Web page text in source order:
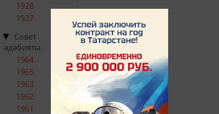
1928
1927
Совет
әдәбияты
1964
1965
1963
1962
1961